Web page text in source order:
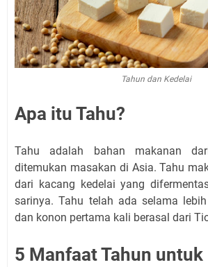
Tahun dan Kedelai
Apa itu Tahu?
Tahu adalah bahan makanan
ditemukan masakan di Asia. Tahu
dari kacang kedelai yang
sarinya. Tahu telah ada selama
dan konon pertama kali berasal dari
5 Manfaat Tahun untuk